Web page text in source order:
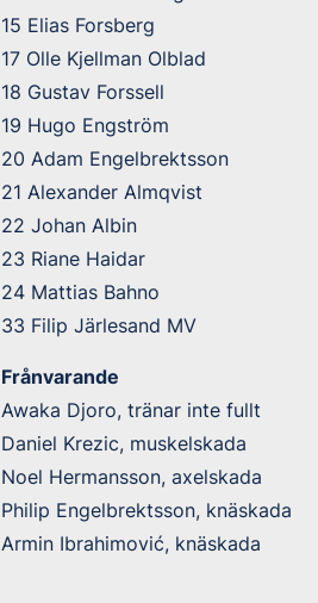
15 Elias Forsberg
17 Olle Kjellman Olblad
18 Gustav Forssell
19 Hugo Engström
20 Adam Engelbrektsson
21 Alexander Almqvist
22 Johan Albin
23 Riane Haidar
24 Mattias Bahno
33 Filip Järlesand MV
Frånvarande
Awaka Djoro, tränar inte fullt
Daniel Krezic, muskelskada
Noel Hermansson, axelskada
Philip Engelbrektsson, knäskada
Armin Ibrahimović, knäskada